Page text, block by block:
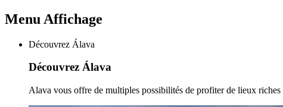
Menu Affichage
Découvrez Álava
Découvrez Álava
Alava vous offre de multiples possibilités de profiter de lieux